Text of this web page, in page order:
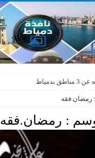
بدمياط
رمضان.فقه
: رمضان.فقه